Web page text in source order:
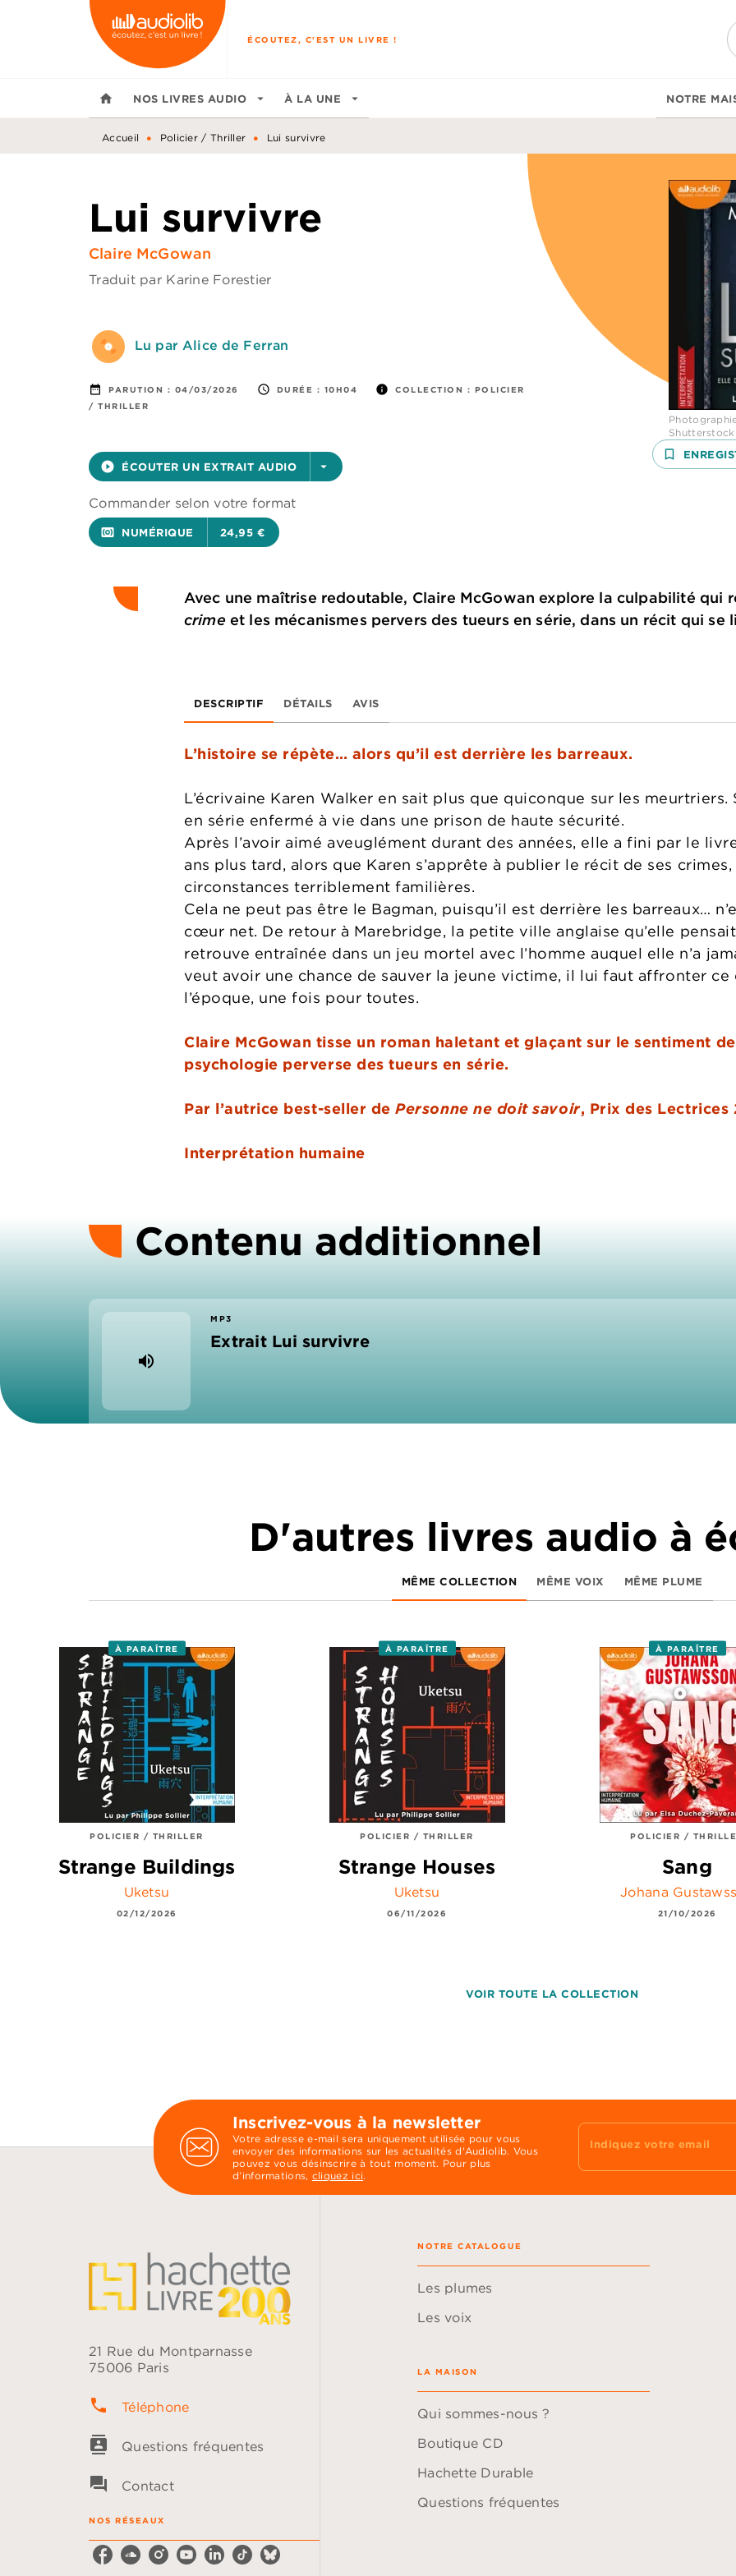
MENU RECHERCHE
ÉCOUTEZ, C'EST UN LIVRE !
home NOS LIVRES AUDIO arrow_drop_down À LA UNE arrow_drop_down NOTRE
Accueil • Policier / Thriller • Lui survivre
Lui survivre
Claire McGowan
Traduit par Karine Forestier
Lu par Alice de Ferran
date_range PARUTION : 04/03/2026 access_time DURÉE : 10H04 info COLLECTION : POLICIER
/ THRILLER
play_circle_filled ÉCOUTER UN EXTRAIT AUDIO arrow_drop_down
Commander selon votre format
surround_sound NUMÉRIQUE 24,95 €
Shutterstock
bookmark_border
Avec une maîtrise redoutable, Claire McGowan explore la culpabilité qui
crimeet les mécanismes pervers des tueurs en série, dans un récit qui
DESCRIPTIF DÉTAILS AVIS
L’histoire se répète… alors qu’il est derrière les barreaux.
L’écrivaine Karen Walker en sait plus que quiconque sur les
en série enfermé à vie dans une prison de haute sécurité.
Après l’avoir aimé aveuglément durant des années, elle a fini par le
ans plus tard, alors que Karen s’apprête à publier le récit de ses
circonstances terriblement familières.
Cela ne peut pas être le Bagman, puisqu’il est derrière les barreaux…
cœur net. De retour à Marebridge, la petite ville anglaise qu’elle
retrouve entraînée dans un jeu mortel avec l’homme auquel elle n’a
veut avoir une chance de sauver la jeune victime, il lui faut affronter ce
l’époque, une fois pour toutes.
Claire McGowan tisse un roman haletant et glaçant sur le sentiment
psychologie perverse des tueurs en série.
Par l’autrice best-seller dePersonne ne doit savoir, Prix des Lectrices
Interprétation humaine
Contenu additionnel
volume_up
MP3
Extrait Lui survivre
D'autres livres audio à
MÊME COLLECTION MÊME VOIX MÊME PLUME
À PARAÎTRE
POLICIER / THRILLER
Strange Buildings
Uketsu
02/12/2026
À PARAÎTRE
POLICIER / THRILLER
Strange Houses
Uketsu
06/11/2026
À PARAÎTRE
POLICIER /
Sang
Johana
21/10/2026
VOIR TOUTE LA COLLECTION
Inscrivez-vous à la newsletter
Votre adresse e-mail sera uniquement utilisée pour vous
envoyer des informations sur les actualités d'Audiolib. Vous
pouvez vous désinscrire à tout moment. Pour plus
d’informations, cliquez ici.
Indiquez votre email
21 Rue du Montparnasse
75006 Paris
phone Téléphone
contacts Questions fréquentes
question_answer Contact
NOS RÉSEAUX
NOTRE CATALOGUE
Les plumes
Les voix
LA MAISON
Qui sommes-nous ?
Boutique CD
Hachette Durable
Questions fréquentes